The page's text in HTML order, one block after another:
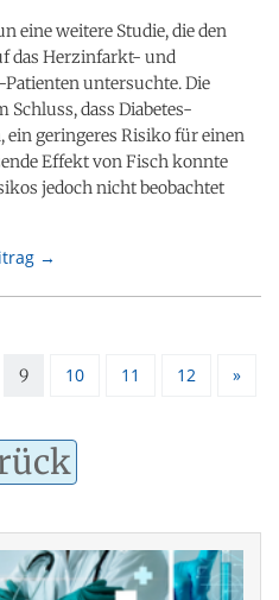
eine weitere Studie, die den
das Herzinfarkt- und
untersuchte. Die
dass Diabetes-
ein geringeres Risiko für einen
Effekt von Fisch konnte
jedoch nicht beobachtet
→
9 10 11 12 »